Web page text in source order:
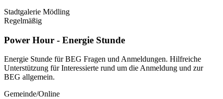
Stadtgalerie Mödling
Regelmäßig
Power Hour - Energie Stunde
Energie Stunde für BEG Fragen und Anmeldungen. Hilfreiche
Unterstützung für Interessierte rund um die Anmeldung und zur
BEG allgemein.
Gemeinde/Online